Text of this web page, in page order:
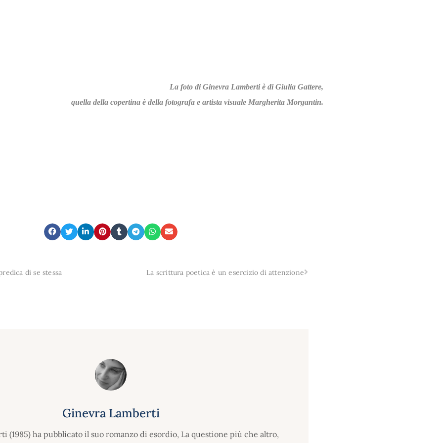
La foto di Ginevra Lamberti è di Giulia Gattere,
quella della copertina è della fotografa e artista visuale Margherita Morgantin.
di se stessa La scrittura poetica è un esercizio di attenzione
Ginevra Lamberti
(1985) ha pubblicato il suo romanzo di esordio, La questione più che altro,